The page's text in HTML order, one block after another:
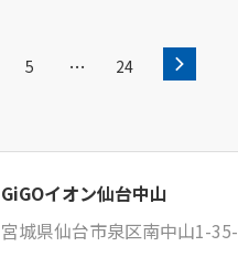
5 … 24
GiGOイオン仙台中山
宮城県仙台市泉区南中山1-